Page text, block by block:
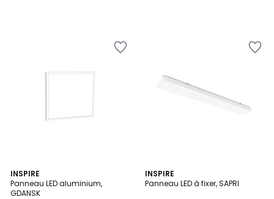
INSPIRE
Panneau LED aluminium,
GDANSK
5
/
5
INSPIRE
Panneau LED à fixer, SAPRI